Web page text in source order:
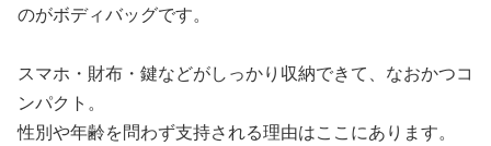
のがボディバッグです。
スマホ・財布・鍵などがしっかり収納できて、なおかつコ
ンパクト。
性別や年齢を問わず支持される理由はここにあります。